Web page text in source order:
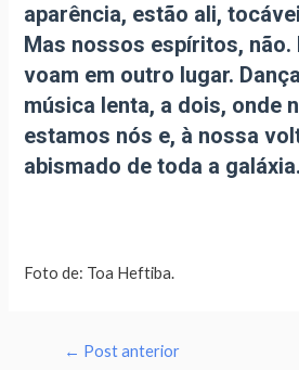
aparência, estão ali,
Mas nossos espíritos, não.
voam em outro lugar.
música lenta, a dois, onde
estamos nós e, à nossa
abismado de toda a galáxia.
Foto de: Toa Heftiba.
← Post anterior